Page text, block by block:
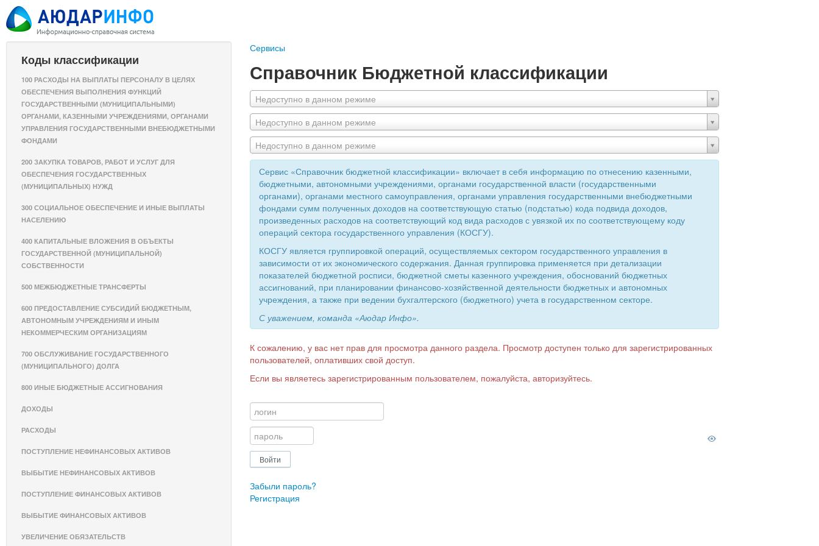
Коды классификации
100 РАСХОДЫ НА ВЫПЛАТЫ ПЕРСОНАЛУ В ЦЕЛЯХ
ОБЕСПЕЧЕНИЯ ВЫПОЛНЕНИЯ ФУНКЦИЙ
ГОСУДАРСТВЕННЫМИ (МУНИЦИПАЛЬНЫМИ)
ОРГАНАМИ, КАЗЕННЫМИ УЧРЕЖДЕНИЯМИ, ОРГАНАМИ
УПРАВЛЕНИЯ ГОСУДАРСТВЕННЫМИ ВНЕБЮДЖЕТНЫМИ
ФОНДАМИ
200 ЗАКУПКА ТОВАРОВ, РАБОТ И УСЛУГ ДЛЯ
ОБЕСПЕЧЕНИЯ ГОСУДАРСТВЕННЫХ
(МУНИЦИПАЛЬНЫХ) НУЖД
300 СОЦИАЛЬНОЕ ОБЕСПЕЧЕНИЕ И ИНЫЕ ВЫПЛАТЫ
НАСЕЛЕНИЮ
400 КАПИТАЛЬНЫЕ ВЛОЖЕНИЯ В ОБЪЕКТЫ
ГОСУДАРСТВЕННОЙ (МУНИЦИПАЛЬНОЙ)
СОБСТВЕННОСТИ
500 МЕЖБЮДЖЕТНЫЕ ТРАНСФЕРТЫ
600 ПРЕДОСТАВЛЕНИЕ СУБСИДИЙ БЮДЖЕТНЫМ,
АВТОНОМНЫМ УЧРЕЖДЕНИЯМ И ИНЫМ
НЕКОММЕРЧЕСКИМ ОРГАНИЗАЦИЯМ
700 ОБСЛУЖИВАНИЕ ГОСУДАРСТВЕННОГО
(МУНИЦИПАЛЬНОГО) ДОЛГА
800 ИНЫЕ БЮДЖЕТНЫЕ АССИГНОВАНИЯ
ДОХОДЫ
РАСХОДЫ
ПОСТУПЛЕНИЕ НЕФИНАНСОВЫХ АКТИВОВ
ВЫБЫТИЕ НЕФИНАНСОВЫХ АКТИВОВ
ПОСТУПЛЕНИЕ ФИНАНСОВЫХ АКТИВОВ
ВЫБЫТИЕ ФИНАНСОВЫХ АКТИВОВ
УВЕЛИЧЕНИЕ ОБЯЗАТЕЛЬСТВ
Сервисы
Справочник Бюджетной классификации
Недоступно в данном режиме
Недоступно в данном режиме
Недоступно в данном режиме
Сервис «Справочник бюджетной классификации» включает в себя информацию по отнесению казенными,
бюджетными, автономными учреждениями, органами государственной власти (государственными
органами), органами местного самоуправления, органами управления государственными внебюджетными
фондами сумм полученных доходов на соответствующую статью (подстатью) кода подвида доходов,
произведенных расходов на соответствующий код вида расходов с увязкой их по соответствующему коду
операций сектора государственного управления (КОСГУ).
КОСГУ является группировкой операций, осуществляемых сектором государственного управления в
зависимости от их экономического содержания. Данная группировка применяется при детализации
показателей бюджетной росписи, бюджетной сметы казенного учреждения, обоснований бюджетных
ассигнований, при планировании финансово-хозяйственной деятельности бюджетных и автономных
учреждения, а также при ведении бухгалтерского (бюджетного) учета в государственном секторе.
С уважением, команда «Аюдар Инфо».
К сожалению, у вас нет прав для просмотра данного раздела. Просмотр доступен только для зарегистрированных
пользователей, оплативших свой доступ.
Если вы являетесь зарегистрированным пользователем, пожалуйста, авторизуйтесь.
Забыли пароль?
Регистрация